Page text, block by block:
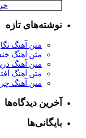
نوشته‌های تازه
متن آهنگ
متن آهنگ
متن آهنگ
متن آهنگ
متن آهنگ
آخرین دیدگاه‌ها
بایگانی‌ها